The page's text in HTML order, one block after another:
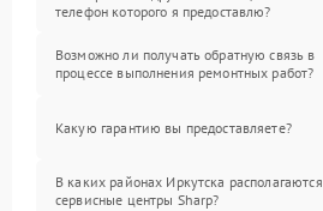
телефон которого я предоставлю?
Возможно ли получать обратную связь в
процессе выполнения ремонтных работ?
Какую гарантию вы предоставляете?
В каких районах Иркутска располагаются
сервисные центры Sharp?